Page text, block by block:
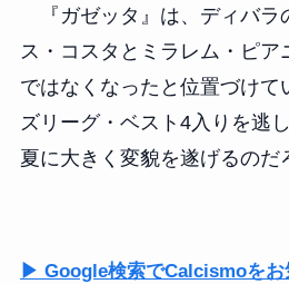
『ガゼッタ』は、ディバラ
ス・コスタとミラレム・ピア
ではなくなったと位置づけて
ズリーグ・ベスト4入りを逃
夏に大きく変貌を遂げるのだ
▶ Google検索でCalcismoをお